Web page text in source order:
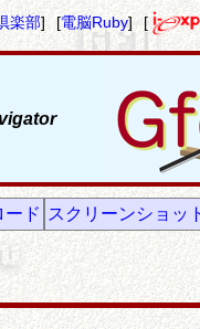
楽部] [電脳Ruby] [
ード スクリーンショッ